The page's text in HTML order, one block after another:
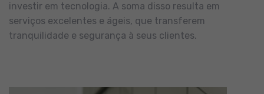
investir em tecnologia. A soma disso resulta em
serviços excelentes e ágeis, que transferem
tranquilidade e segurança à seus clientes.